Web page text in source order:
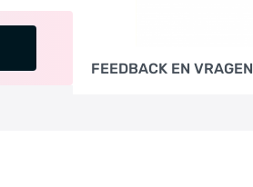
FEEDBACK EN VRAGEN